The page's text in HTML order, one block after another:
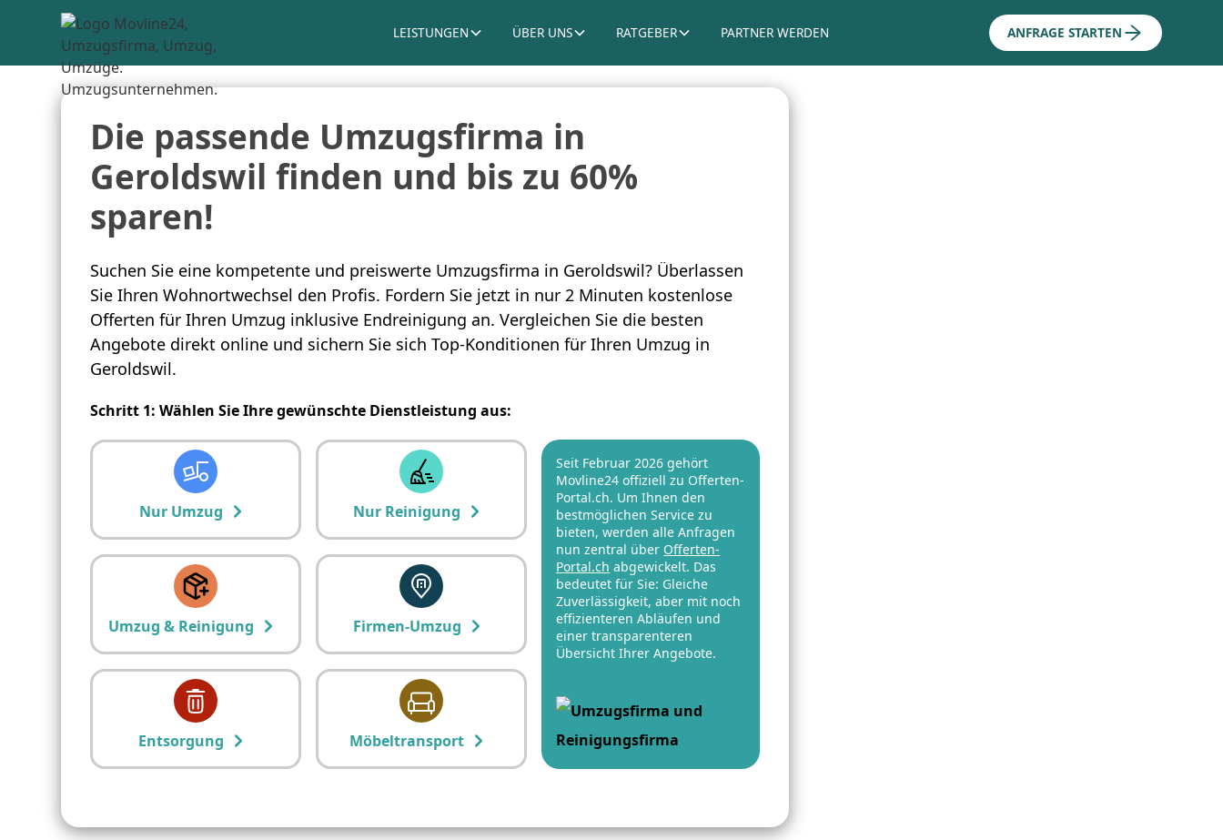
LEISTUNGEN ÜBER UNS RATGEBER PARTNER WERDEN ANFRAGE STARTEN
Die passende Umzugsfirma in
Geroldswil finden und bis zu 60%
sparen!
Suchen Sie eine kompetente und preiswerte Umzugsfirma in Geroldswil? Überlassen
Sie Ihren Wohnortwechsel den Profis. Fordern Sie jetzt in nur 2 Minuten kostenlose
Offerten für Ihren Umzug inklusive Endreinigung an. Vergleichen Sie die besten
Angebote direkt online und sichern Sie sich Top-Konditionen für Ihren Umzug in
Geroldswil.
Schritt 1: Wählen Sie Ihre gewünschte Dienstleistung aus:
Nur Umzug Nur Reinigung
Umzug & Reinigung Firmen-Umzug
Entsorgung Möbeltransport
Seit Februar 2026 gehört
Movline24 offiziell zu Offerten-
Portal.ch. Um Ihnen den
bestmöglichen Service zu
bieten, werden alle Anfragen
nun zentral über Offerten-
Portal.ch abgewickelt. Das
bedeutet für Sie: Gleiche
Zuverlässigkeit, aber mit noch
effizienteren Abläufen und
einer transparenteren
Übersicht Ihrer Angebote.